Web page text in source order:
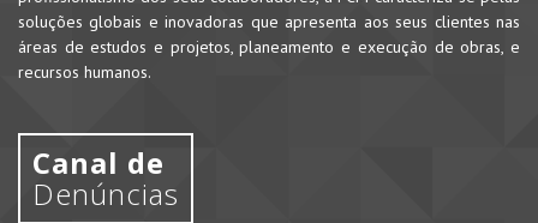
soluções globais e inovadoras que apresenta aos seus clientes nas
áreas de estudos e projetos, planeamento e execução de obras, e
recursos humanos.
Canal de
Denúncias